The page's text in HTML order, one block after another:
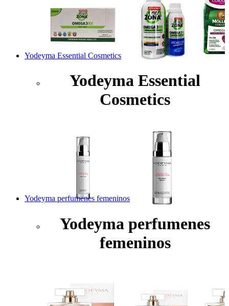
Yodeyma Essential Cosmetics
Yodeyma Essential
Cosmetics
Yodeyma perfumenes femeninos
Yodeyma perfumenes
femeninos